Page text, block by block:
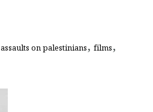
assaults on palestinians, films,